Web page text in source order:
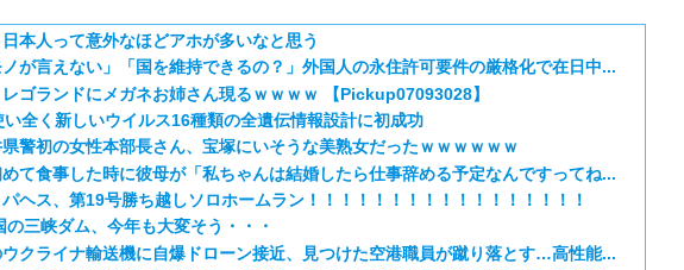
本人って意外なほどアホが多いなと思う
ノが言えない」「国を維持できるの？」外国人の永住許可要件の厳格化で在日中...
レゴランドにメガネお姉さん現るｗｗｗｗ 【Pickup07093028】
い全く新しいウイルス16種類の全遺伝情報設計に初成功
県警初の女性本部長さん、宝塚にいそうな美熟女だったｗｗｗｗｗｗ
て食事した時に彼母が「私ちゃんは結婚したら仕事辞める予定なんですってね...
パヘス、第19号勝ち越しソロホームラン！！！！！！！！！！！！！！！！！
の三峡ダム、今年も大変そう・・・
ウクライナ輸送機に自爆ドローン接近、見つけた空港職員が蹴り落とす…高性能...